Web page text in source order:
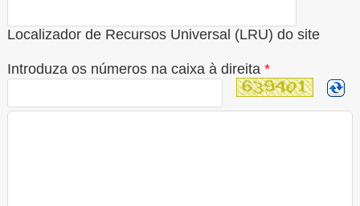
Localizador de Recursos Universal (LRU) do site
Introduza os números na caixa à direita *